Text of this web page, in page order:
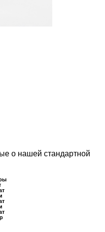
о нашей стандартной